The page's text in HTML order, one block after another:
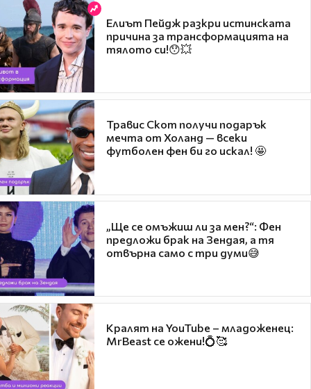
Елиът Пейдж разкри истинската
причина за трансформацията на
тялото си!😯💥
Травис Скот получи подарък
мечта от Холанд — всеки
футболен фен би го искал! 🤩
„Ще се омъжиш ли за мен?“: Фен
предложи брак на Зендая, а тя
отвърна само с три думи😅
Кралят на YouTube – младоженец:
MrBeast се ожени!💍🥰